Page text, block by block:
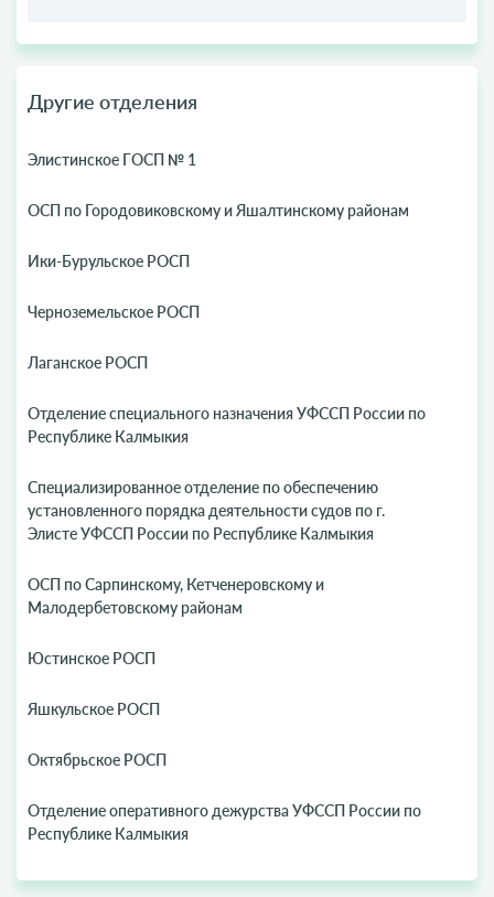
Другие отделения
Элистинское ГОСП № 1
ОСП по Городовиковскому и Яшалтинскому районам
Ики-Бурульское РОСП
Черноземельское РОСП
Лаганское РОСП
Отделение специального назначения УФССП России по
Республике Калмыкия
Специализированное отделение по обеспечению
установленного порядка деятельности судов по г.
Элисте УФССП России по Республике Калмыкия
ОСП по Сарпинскому, Кетченеровскому и
Малодербетовскому районам
Юстинское РОСП
Яшкульское РОСП
Октябрьское РОСП
Отделение оперативного дежурства УФССП России по
Республике Калмыкия